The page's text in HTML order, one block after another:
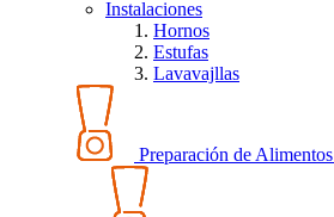
Instalaciones
Hornos
Estufas
Lavavajllas
Preparación de Alimentos